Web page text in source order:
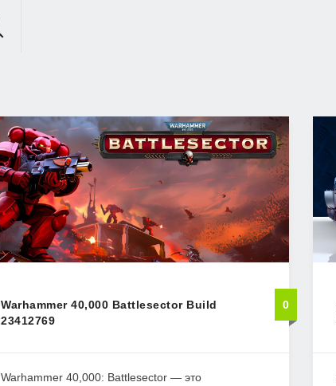
Warhammer 40,000 Battlesector Build
23412769
0
Warhammer 40,000: Battlesector — это